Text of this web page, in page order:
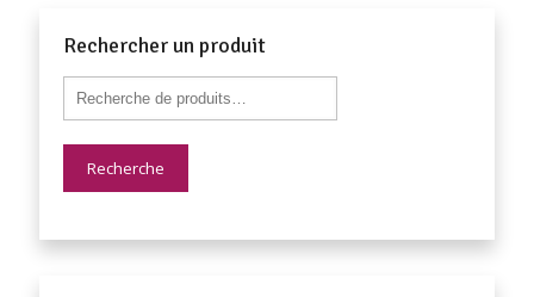
Rechercher un produit
Recherche